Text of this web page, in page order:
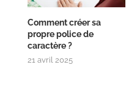
Comment créer sa
propre police de
caractère ?
21 avril 2025